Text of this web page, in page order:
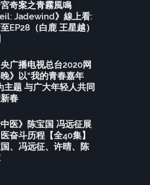
宮奇案之青霧風鳴
Jadewind》線上看:
EP28（白鹿 王星越）
央广播电视总台2020网
》以“我的青春嘉年
主题 与广大年轻人共同
春
中医》陈宝国 冯远征展
奋斗历程【全40集】
、冯远征、许晴、陈